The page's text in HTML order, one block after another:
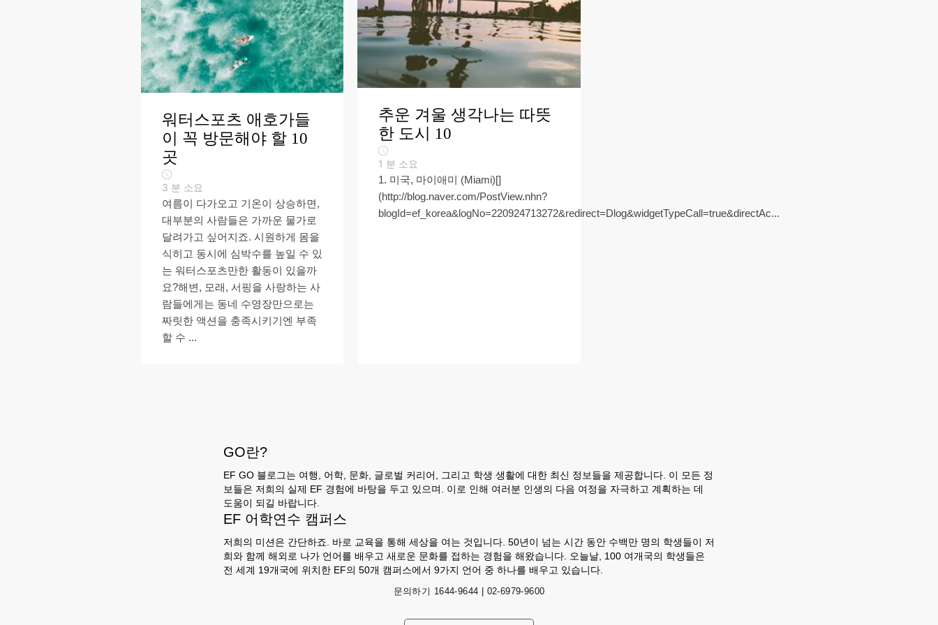
워터스포츠 애호가들
이 꼭 방문해야 할 10
곳
3 분 소요
여름이 다가오고 기온이 상승하면,
대부분의 사람들은 가까운 물가로
달려가고 싶어지죠. 시원하게 몸을
식히고 동시에 심박수를 높일 수 있
는 워터스포츠만한 활동이 있을까
요?해변, 모래, 서핑을 사랑하는 사
람들에게는 동네 수영장만으로는
짜릿한 액션을 충족시키기엔 부족
할 수 ...
추운 겨울 생각나는 따뜻
한 도시 10
1 분 소요
1. 미국, 마이애미 (Miami)[]
(http://blog.naver.com/PostView.nhn?
blogId=ef_korea&logNo=220924713272&redirect=Dlog&widgetTypeCall=true&directAc...
GO란?
EF GO 블로그는 여행, 어학, 문화, 글로벌 커리어, 그리고 학생 생활에 대한 최신 정보들을 제공합니다. 이 모든 정
보들은 저희의 실제 EF 경험에 바탕을 두고 있으며. 이로 인해 여러분 인생의 다음 여정을 자극하고 계획하는 데
도움이 되길 바랍니다.
EF 어학연수 캠퍼스
저희의 미션은 간단하죠. 바로 교육을 통해 세상을 여는 것입니다. 50년이 넘는 시간 동안 수백만 명의 학생들이 저
희와 함께 해외로 나가 언어를 배우고 새로운 문화를 접하는 경험을 해왔습니다. 오늘날, 100 여개국의 학생들은
전 세계 19개국에 위치한 EF의 50개 캠퍼스에서 9가지 언어 중 하나를 배우고 있습니다.
문의하기 1644-9644 | 02-6979-9600